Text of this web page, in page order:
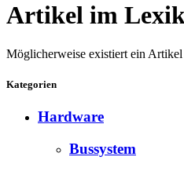
Artikel im
Möglicherweise existiert ein
Kategorien
Hardware
Bussystem